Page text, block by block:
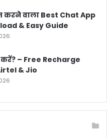
करने वाला Best Chat App
& Easy Guide
करें? – Free Recharge
& Jio